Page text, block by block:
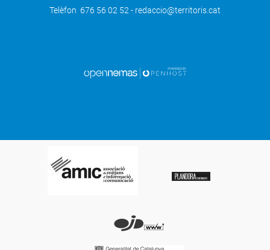
Incrementen un 55% les sol·licituds de
vot per correu a les Generals
Telèfon 676 56 02 52 - redaccio@territoris.cat